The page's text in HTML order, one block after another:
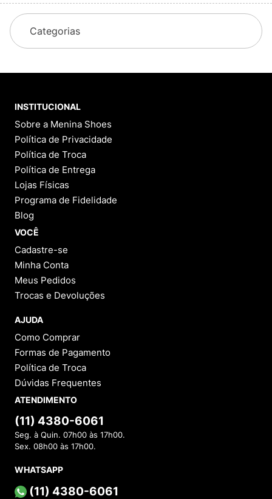
Categorias
INSTITUCIONAL
Sobre a Menina Shoes
Política de Privacidade
Política de Troca
Política de Entrega
Lojas Físicas
Programa de Fidelidade
Blog
VOCÊ
Cadastre-se
Minha Conta
Meus Pedidos
Trocas e Devoluções
AJUDA
Como Comprar
Formas de Pagamento
Política de Troca
Dúvidas Frequentes
ATENDIMENTO
(11) 4380-6061
Seg. à Quin. 07h00 às 17h00.
Sex. 08h00 às 17h00.
WHATSAPP
(11) 4380-6061